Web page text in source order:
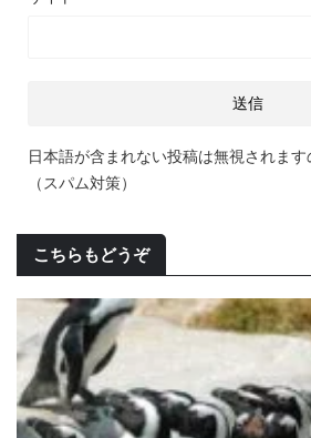
日本語が含まれない投稿は無視されます
（スパム対策）
こちらもどうぞ